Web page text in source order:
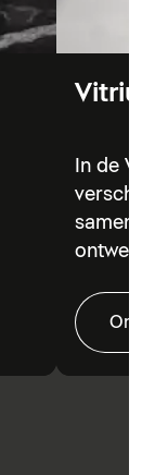
In de
samen
ontwerp.